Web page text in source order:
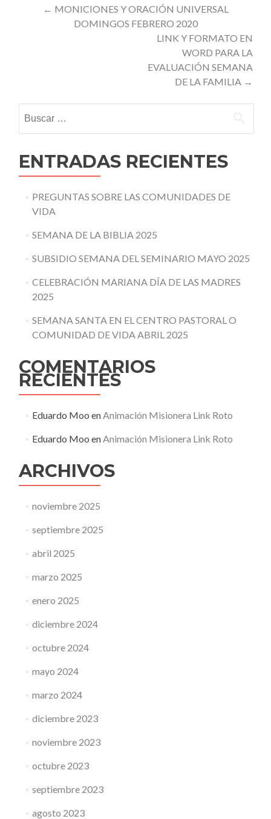
Post
navigation
← MONICIONES Y ORACIÓN UNIVERSAL
DOMINGOS FEBRERO 2020
LINK Y FORMATO EN
WORD PARA LA
EVALUACIÓN SEMANA
DE LA FAMILIA →
ENTRADAS RECIENTES
PREGUNTAS SOBRE LAS COMUNIDADES DE
VIDA
SEMANA DE LA BIBLIA 2025
SUBSIDIO SEMANA DEL SEMINARIO MAYO 2025
CELEBRACIÓN MARIANA DÍA DE LAS MADRES
2025
SEMANA SANTA EN EL CENTRO PASTORAL O
COMUNIDAD DE VIDA ABRIL 2025
COMENTARIOS
RECIENTES
Eduardo Moo enAnimación Misionera Link Roto
Eduardo Moo enAnimación Misionera Link Roto
ARCHIVOS
noviembre 2025
septiembre 2025
abril 2025
marzo 2025
enero 2025
diciembre 2024
octubre 2024
mayo 2024
marzo 2024
diciembre 2023
noviembre 2023
octubre 2023
septiembre 2023
agosto 2023